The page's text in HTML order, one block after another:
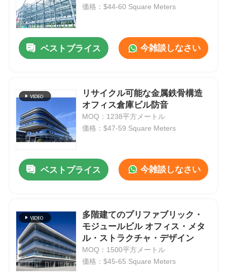
価格：$44-60 Square Meters
ベストプライス 今雑談しなさい
リサイクル可能な金属鉄骨構造
オフィス倉庫ビル防音
MOQ：1238平方メートル
価格：$47-59 Square Meters
ベストプライス 今雑談しなさい
多階建てのプリファブリック・
モジュールビル オフィス・メタ
ル・ストラクチャ・デザイン
MOQ：1500平方メートル
価格：$45-65 Square Meters